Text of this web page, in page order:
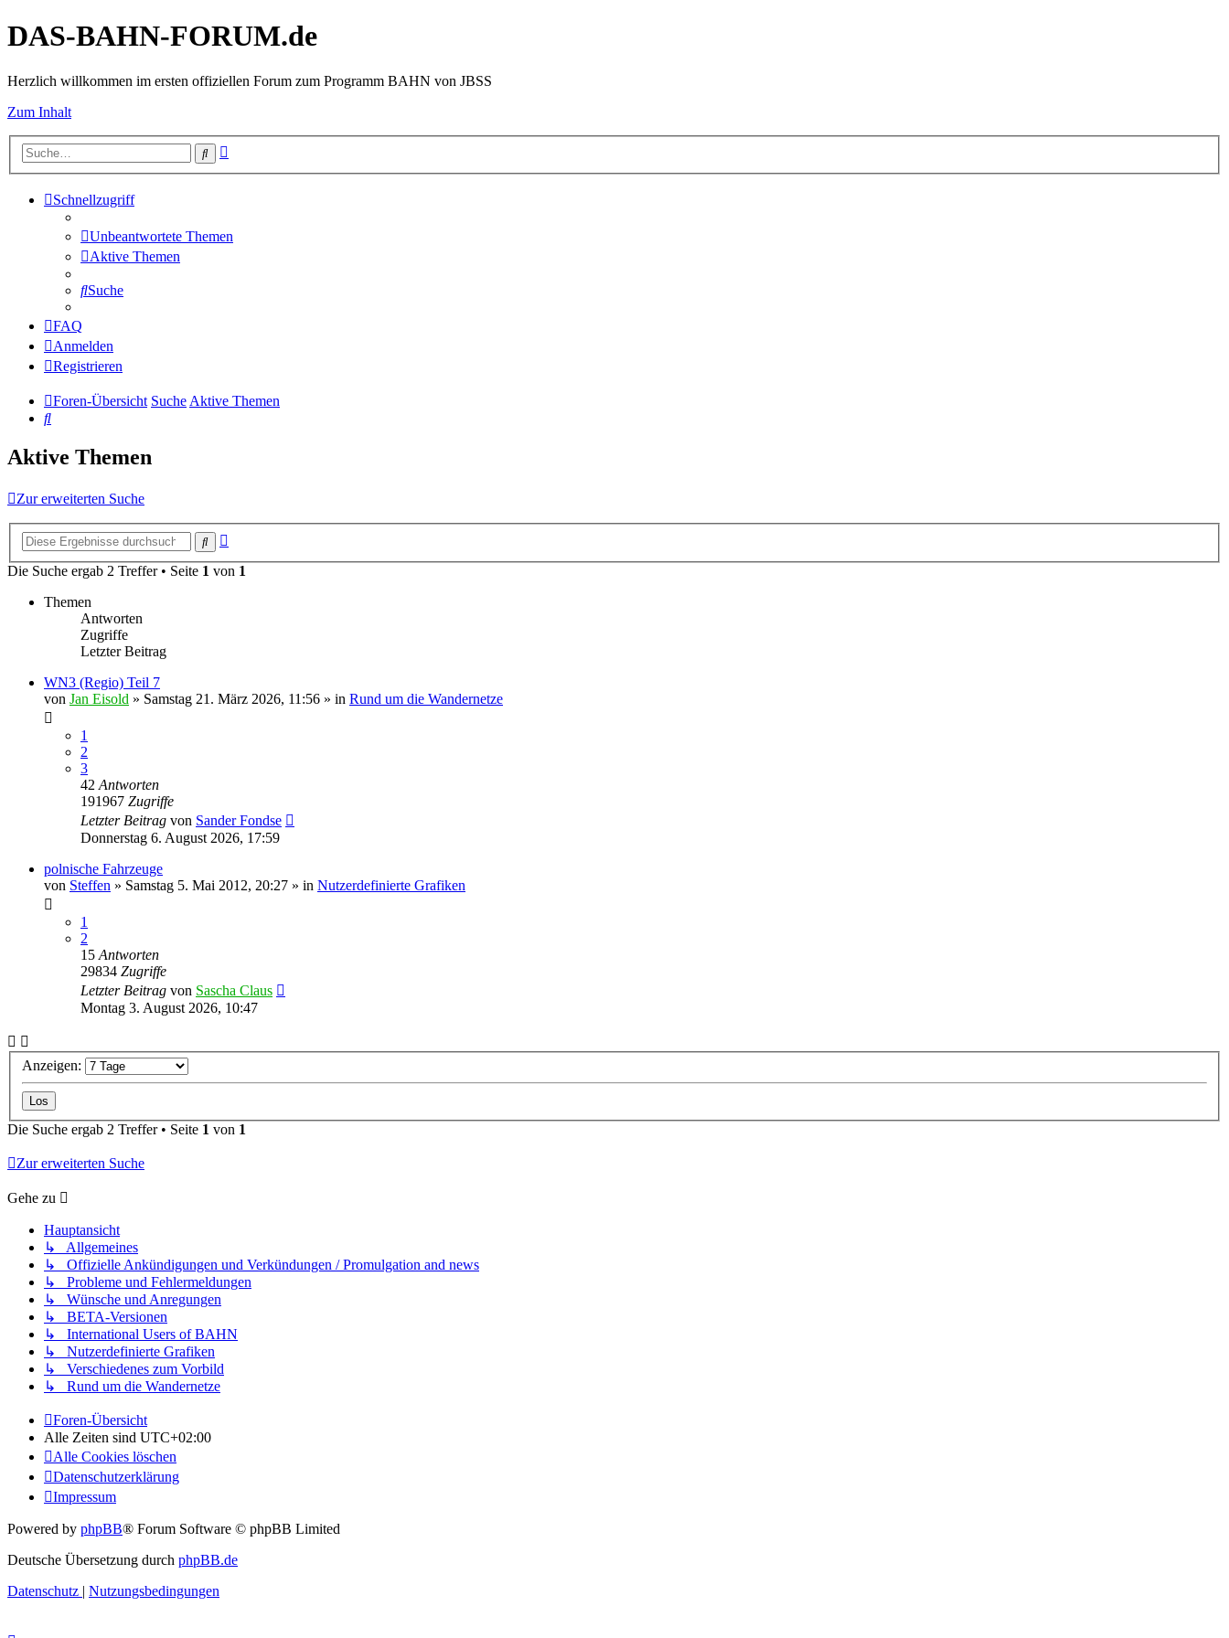
DAS-BAHN-FORUM.de
Herzlich willkommen im ersten offiziellen Forum zum Programm BAHN von JBSS
Zum Inhalt
Suche
Schnellzugriff
Unbeantwortete Themen
Aktive Themen
Suche
FAQ
Anmelden
Registrieren
Foren-Übersicht SucheAktive Themen
Suche
Aktive Themen
Zur erweiterten Suche
Suche
Die Suche ergab 2 Treffer • Seite 1 von 1
Themen
Antworten
Zugriffe
Letzter Beitrag
WN3 (Regio) Teil 7
von Jan Eisold » Samstag 21. März 2026, 11:56 » in Rund um die Wandernetze
1
2
3
42 Antworten
191967 Zugriffe
Letzter Beitrag von Sander Fondse
Donnerstag 6. August 2026, 17:59
polnische Fahrzeuge
von Steffen » Samstag 5. Mai 2012, 20:27 » in Nutzerdefinierte Grafiken
1
2
15 Antworten
29834 Zugriffe
Letzter Beitrag von Sascha Claus
Montag 3. August 2026, 10:47
Anzeigen:
Die Suche ergab 2 Treffer • Seite 1 von 1
Zur erweiterten Suche
Gehe zu
Hauptansicht
↳ Allgemeines
↳ Offizielle Ankündigungen und Verkündungen / Promulgation and news
↳ Probleme und Fehlermeldungen
↳ Wünsche und Anregungen
↳ BETA-Versionen
↳ International Users of BAHN
↳ Nutzerdefinierte Grafiken
↳ Verschiedenes zum Vorbild
↳ Rund um die Wandernetze
Foren-Übersicht
Alle Zeiten sind UTC+02:00
Alle Cookies löschen
Datenschutzerklärung
Impressum
Powered by phpBB® Forum Software © phpBB Limited
Deutsche Übersetzung durch phpBB.de
Datenschutz
Nutzungsbedingungen